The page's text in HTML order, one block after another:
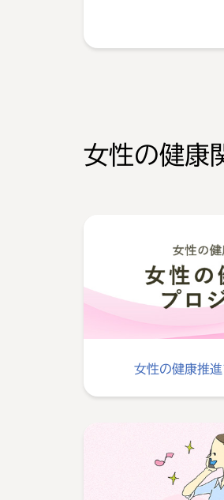
女性の健康
女性の健康推